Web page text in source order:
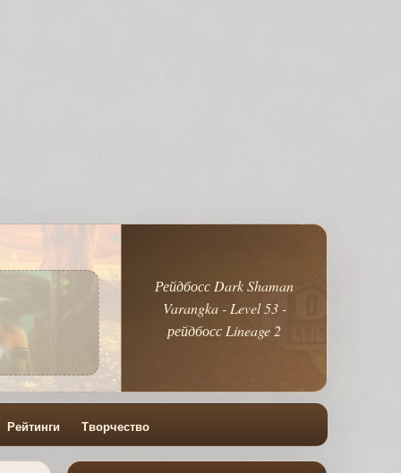
Рейдбосс Dark Shaman
Varangka - Level 53 -
рейдбосс Lineage 2
Рейтинги Творчество